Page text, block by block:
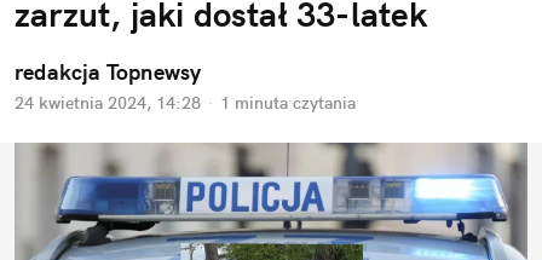
zarzut, jaki dostał 33-latek
redakcja Topnewsy
24 kwietnia 2024, 14:28 · 1 minuta czytania